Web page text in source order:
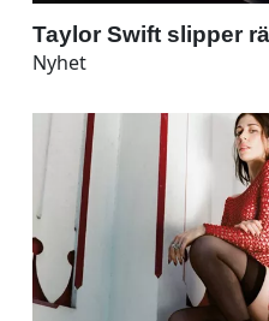
Taylor Swift slipper
Nyhet